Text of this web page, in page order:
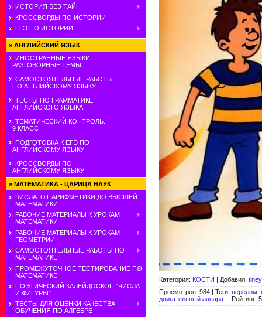
ИСТОРИЯ БЕЗ ТАЙН
КРОССВОРДЫ ПО ИСТОРИИ
ЕГЭ ПО ИСТОРИИ
» АНГЛИЙСКИЙ ЯЗЫК
ИНОСТРАННЫЕ ЯЗЫКИ.
РАЗГОВОРНЫЕ ТЕМЫ
САМОСТОЯТЕЛЬНЫЕ РАБОТЫ
ПО АНГЛИЙСКОМУ ЯЗЫКУ
ТЕСТЫ ПО ГРАММАТИКЕ
АНГЛИЙСКОГО ЯЗЫКА
ТЕМАТИЧЕСКИЙ КОНТРОЛЬ.
9 КЛАСС
ПОДГОТОВКА К ЕГЭ ПО
АНГЛИЙСКОМУ ЯЗЫКУ
КРОССВОРДЫ ПО
АНГЛИЙСКОМУ ЯЗЫКУ
» МАТЕМАТИКА - ЦАРИЦА НАУК
ЧИСЛА: ОТ АРИФМЕТИКИ ДО ВЫСШЕЙ
МАТЕМАТИКИ
РАБОЧИЕ МАТЕРИАЛЫ К УРОКАМ
МАТЕМАТИКИ
РАБОЧИЕ МАТЕРИАЛЫ К УРОКАМ
ГЕОМЕТРИИ
САМОСТОЯТЕЛЬНЫЕ РАБОТЫ ПО
МАТЕМАТИКЕ
ПРОМЕЖУТОЧНОЕ ТЕСТИРОВАНИЕ ПО
МАТЕМАТИКЕ
ПОЭТИЧЕСКИЙ КАЛЕЙДОСКОП "ЧИСЛА
И ФИГУРЫ"
ТЕСТЫ ДЛЯ ОЦЕНКИ КАЧЕСТВА
ОБУЧЕНИЯ ПО АЛГЕБРЕ
Категория: КОСТИ | Добавил:
Просмотров: 984 | Теги: перелом
двигательный аппарат | Рейтинг: